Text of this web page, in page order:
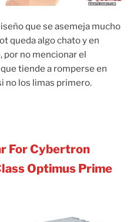
que se asemeja mucho
queda algo chato y en
por no mencionar el
tiende a romperse en
no los limas primero.
For Cybertron
Optimus Prime